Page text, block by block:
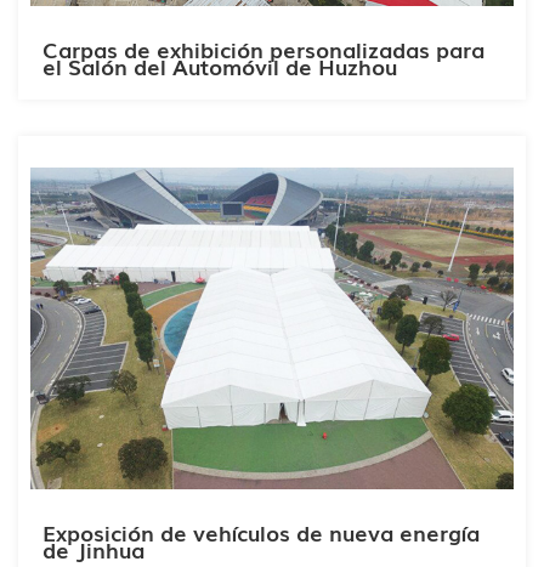
Carpas de exhibición personalizadas para
el Salón del Automóvil de Huzhou
Exposición de vehículos de nueva energía
de Jinhua